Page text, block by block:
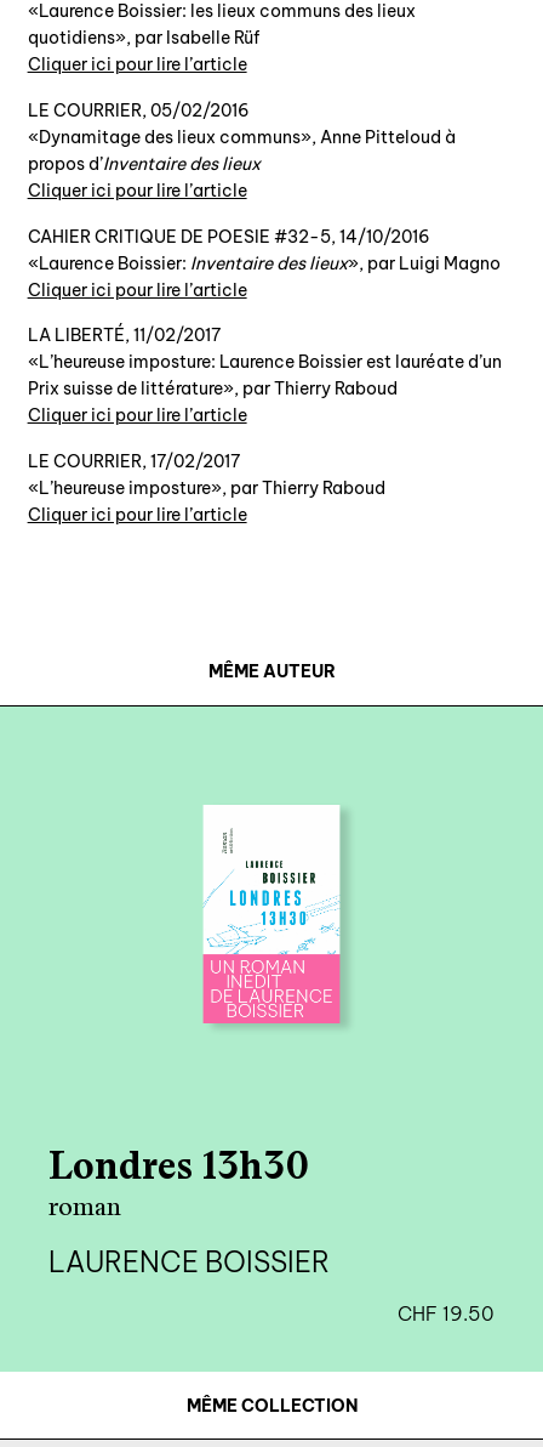
«Laurence Boissier: les lieux communs des lieux
quotidiens», par Isabelle Rüf
Cliquer ici pour lire l’article
LE COURRIER, 05/02/2016
«Dynamitage des lieux communs», Anne Pitteloud à
propos d’Inventaire des lieux
Cliquer ici pour lire l’article
CAHIER CRITIQUE DE POESIE #32-5, 14/10/2016
«Laurence Boissier: Inventaire des lieux», par Luigi Magno
Cliquer ici pour lire l’article
LA LIBERTÉ, 11/02/2017
«L’heureuse imposture: Laurence Boissier est lauréate d’un
Prix suisse de littérature», par Thierry Raboud
Cliquer ici pour lire l’article
LE COURRIER, 17/02/2017
«L’heureuse imposture», par Thierry Raboud
Cliquer ici pour lire l’article
MÊME AUTEUR
Londres 13h30
roman
LAURENCE BOISSIER
CHF 19.50
MÊME COLLECTION